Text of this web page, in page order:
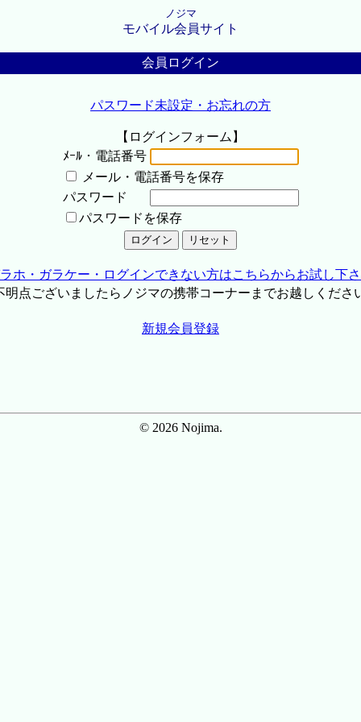
ノジマ
モバイル会員サイト
会員ログイン
パスワード未設定・お忘れの方
【ログインフォーム】
ﾒｰﾙ・電話番号
メール・電話番号を保存
パスワード
パスワードを保存
ホ・ガラケー・ログインできない方はこちらからお試し下
点ございましたらノジマの携帯コーナーまでお越しくださ
新規会員登録
© 2026 Nojima.